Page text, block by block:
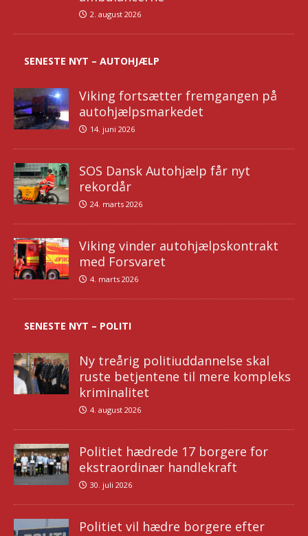
2. august 2026
SENESTE NYT – AUTOHJÆLP
Viking fortsætter fremgangen på
autohjælpsmarkedet
14. juni 2026
SOS Dansk Autohjælp får nyt
rekordår
24. marts 2026
Viking vinder autohjælpskontrakt
med Forsvaret
4. marts 2026
SENESTE NYT – POLITI
Ny treårig politiuddannelse skal
ruste betjentene til mere kompleks
kriminalitet
4. august 2026
Politiet hædrede 17 borgere for
ekstraordinær handlekraft
30. juli 2026
Politiet vil hædre borgere efter